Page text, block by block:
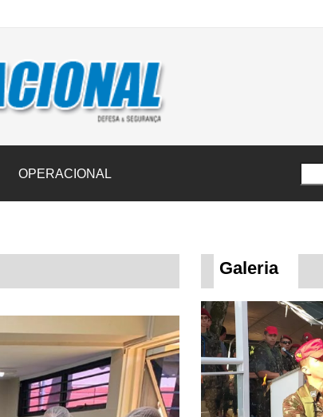
donativos ao Rio Grande do Sul na maior campanha
OPERACIONAL
Galeria